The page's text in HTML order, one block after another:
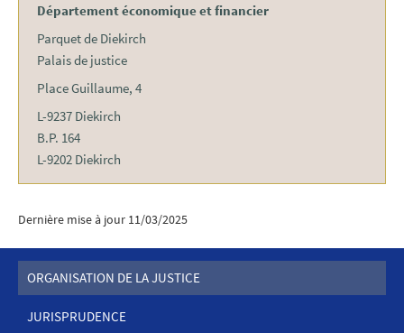
Département économique et financier
Parquet de Diekirch
Palais de justice
Place Guillaume, 4
L-9237 Diekirch
B.P. 164
L-9202 Diekirch
Dernière mise à jour 11/03/2025
ORGANISATION DE LA JUSTICE
JURISPRUDENCE